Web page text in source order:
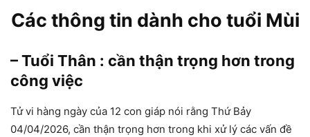
Các thông tin dành cho tuổi Mùi
– Tuổi Thân : cần thận trọng hơn trong
công việc
Tử vi hàng ngày của 12 con giáp nói rằng Thứ Bảy
04/04/2026, cần thận trọng hơn trong khi xử lý các vấn đề